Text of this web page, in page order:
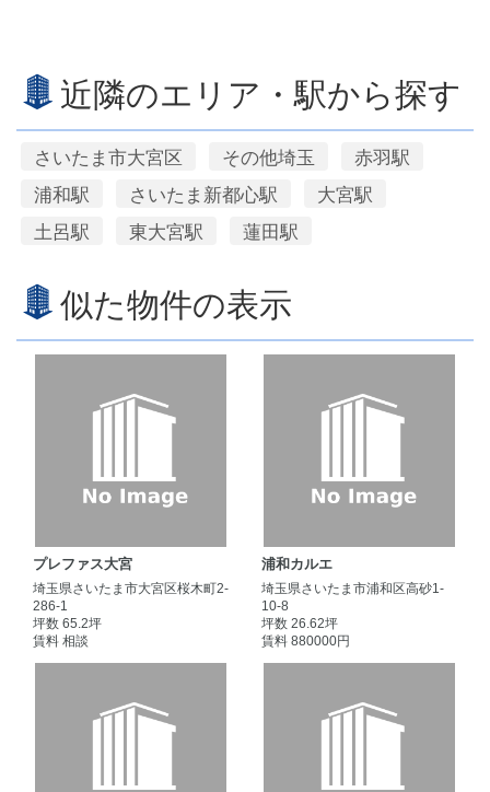
近隣のエリア・駅から探す
さいたま市大宮区 その他埼玉
赤羽駅
浦和駅
さいたま新都心駅
大宮駅
土呂駅
東大宮駅 蓮田駅
似た物件の表示
プレファス大宮
埼玉県さいたま市大宮区桜木町2-
286-1
坪数 65.2坪
賃料 相談
浦和カルエ
埼玉県さいたま市浦和区高砂1-
10-8
坪数 26.62坪
賃料 880000円